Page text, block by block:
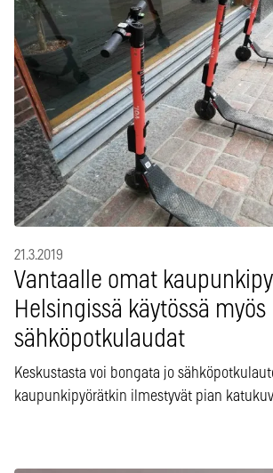
21.3.2019
Vantaalle omat
Helsingissä käytössä myös
sähköpotkulaudat
Keskustasta voi bongata jo
kaupunkipyörätkin ilmestyvät pian